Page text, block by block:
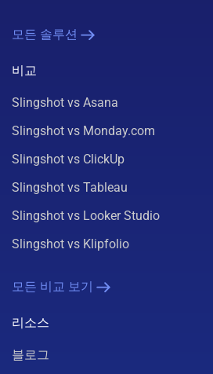
모든 솔루션
비교
Slingshot vs Asana
Slingshot vs Monday.com
Slingshot vs ClickUp
Slingshot vs Tableau
Slingshot vs Looker Studio
Slingshot vs Klipfolio
모든 비교 보기
리소스
블로그